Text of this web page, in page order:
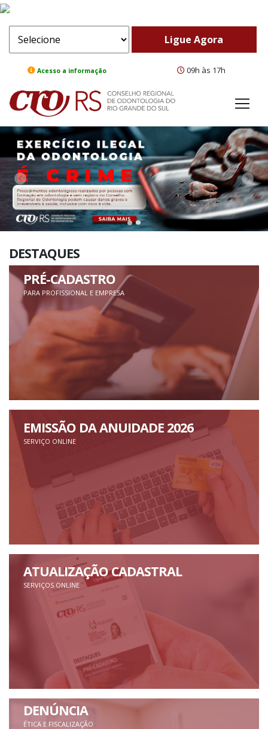
Acesso a informação 09h às 17h
ComeBack
DESTAQUES
PRÉ-CADASTRO
PARA PROFISSIONAL E EMPRESA
EMISSÃO DA ANUIDADE 2026
SERVIÇO ONLINE
ATUALIZAÇÃO CADASTRAL
SERVIÇOS ONLINE
DENÚNCIA
ÉTICA E FISCALIZAÇÃO